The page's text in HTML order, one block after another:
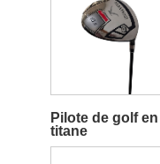
Pilote de golf en
titane